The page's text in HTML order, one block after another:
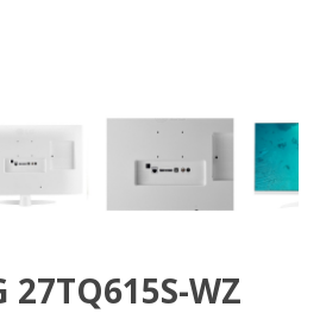
WZ